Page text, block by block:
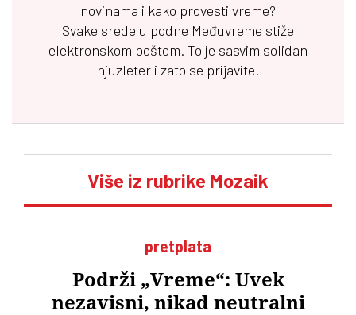
novinama i kako provesti vreme?
Svake srede u podne Međuvreme stiže
elektronskom poštom. To je sasvim solidan
njuzleter i zato se prijavite!
Više iz rubrike Mozaik
pretplata
Podrži „Vreme“: Uvek
nezavisni, nikad neutralni